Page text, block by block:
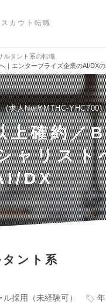
カウト転職
ルタント系の転職
｜エンタープライズ企業のAI/DX
求人No.YMTHC-YHC700
上確約／
ャリスト
DX
ント系
採用（未経験可）